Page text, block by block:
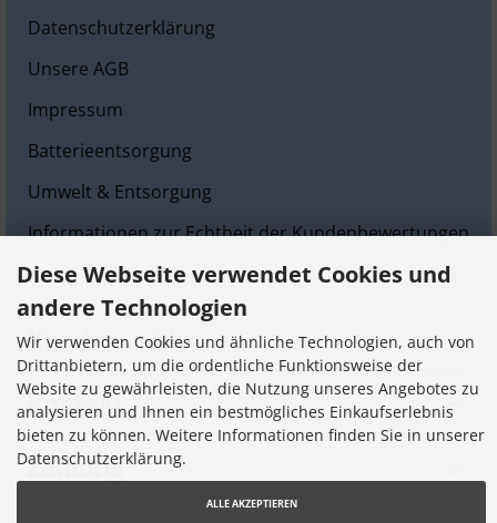
Datenschutzerklärung
Unsere AGB
Impressum
Batterieentsorgung
Umwelt & Entsorgung
Informationen zur Echtheit der Kundenbewertungen
Cookie Einstellungen
Kundenservice
Kontakt
Zahlung
Diese Webseite verwendet Cookies und
andere Technologien
Wir verwenden Cookies und ähnliche Technologien, auch von
Drittanbietern, um die ordentliche Funktionsweise der
Website zu gewährleisten, die Nutzung unseres Angebotes zu
analysieren und Ihnen ein bestmögliches Einkaufserlebnis
bieten zu können. Weitere Informationen finden Sie in unserer
Datenschutzerklärung.
ALLE AKZEPTIEREN